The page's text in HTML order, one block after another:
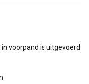
voorpand is uitgevoerd